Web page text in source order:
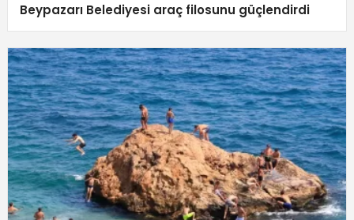
Beypazarı Belediyesi araç filosunu güçlendirdi